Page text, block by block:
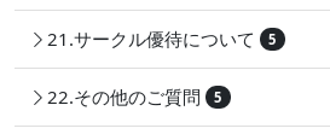
21.サークル優待について 5
22.その他のご質問 5